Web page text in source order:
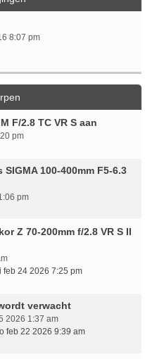
8:07 pm
F/2.8 TC VR S aan
pm
100-400mm F5-6.3
pm
Z 70-200mm f/2.8 VR S II
feb 24 2026 7:25 pm
verwacht
2026 1:37 am
feb 22 2026 9:39 am